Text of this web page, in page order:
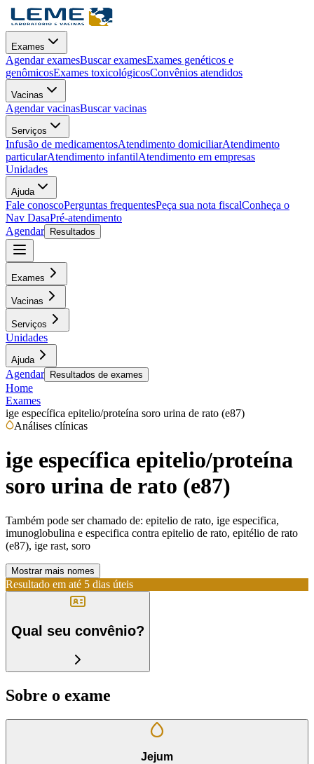
Exames
Agendar examesBuscar examesExames genéticos e
genômicosExames toxicológicosConvênios atendidos
Vacinas
Agendar vacinasBuscar vacinas
Serviços
Infusão de medicamentosAtendimento domiciliarAtendimento
particularAtendimento infantilAtendimento em empresas
Unidades
Ajuda
Fale conoscoPerguntas frequentesPeça sua nota fiscalConheça o
Nav DasaPré-atendimento
Agendar
Resultados
Exames
Vacinas
Serviços
Unidades
Ajuda
Agendar Resultados de exames
Home
Exames
ige específica epitelio/proteína soro urina de rato (e87)
Análises clínicas
ige específica epitelio/proteína
soro urina de rato (e87)
Também pode ser chamado de: epitelio de rato, ige especifica,
imunoglobulina e especifica contra epitelio de rato, epitélio de rato
(e87), ige rast, soro
Mostrar mais nomes
Resultado em até 5 dias úteis
Qual seu convênio?
Sobre o exame
Jejum